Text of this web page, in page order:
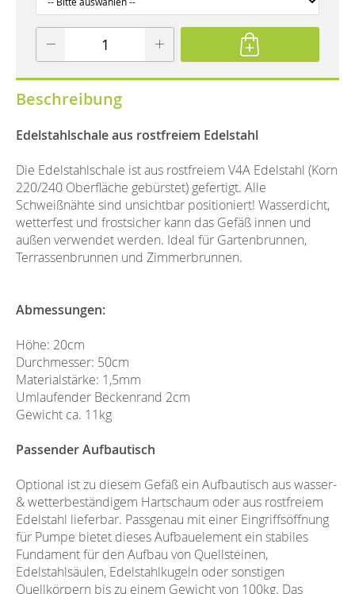
Beschreibung
Edelstahlschale aus rostfreiem Edelstahl
Die Edelstahlschale ist aus rostfreiem V4A Edelstahl (Korn
220/240 Oberfläche gebürstet) gefertigt. Alle
Schweißnähte sind unsichtbar positioniert! Wasserdicht,
wetterfest und frostsicher kann das Gefäß innen und
außen verwendet werden. Ideal für Gartenbrunnen,
Terrassenbrunnen und Zimmerbrunnen.
Abmessungen:
Höhe: 20cm
Durchmesser: 50cm
Materialstärke: 1,5mm
Umlaufender Beckenrand 2cm
Gewicht ca. 11kg
Passender Aufbautisch
Optional ist zu diesem Gefäß ein Aufbautisch aus wasser-
& wetterbeständigem Hartschaum oder aus rostfreiem
Edelstahl lieferbar. Passgenau mit einer Eingriffsöffnung
für Pumpe bietet dieses Aufbauelement ein stabiles
Fundament für den Aufbau von Quellsteinen,
Edelstahlsäulen, Edelstahlkugeln oder sonstigen
Quellkörpern bis zu einem Gewicht von 100kg. Das